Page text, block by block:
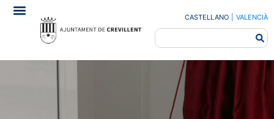
CASTELLANO VALENCIÀ